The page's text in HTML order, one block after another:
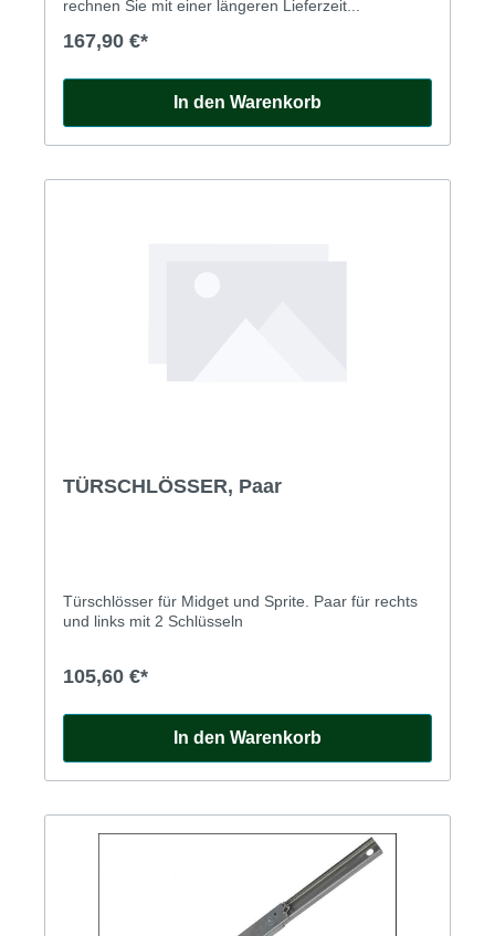
rechnen Sie mit einer längeren Lieferzeit...
167,90 €*
In den Warenkorb
TÜRSCHLÖSSER, Paar
Türschlösser für Midget und Sprite. Paar für rechts
und links mit 2 Schlüsseln
105,60 €*
In den Warenkorb